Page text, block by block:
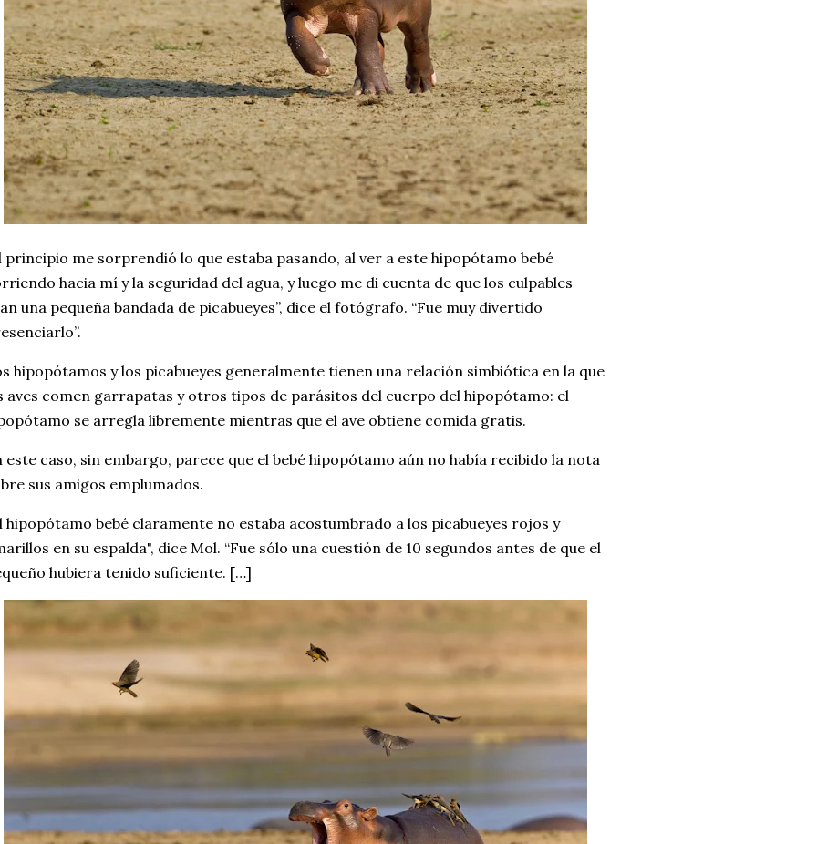
principio me sorprendió lo que estaba pasando, al ver a este hipopótamo bebé
hacia mí y la seguridad del agua, y luego me di cuenta de que los culpables
una pequeña bandada de picabueyes”, dice el fotógrafo. “Fue muy divertido
hipopótamos y los picabueyes generalmente tienen una relación simbiótica en la que
aves comen garrapatas y otros tipos de parásitos del cuerpo del hipopótamo: el
se arregla libremente mientras que el ave obtiene comida gratis.
este caso, sin embargo, parece que el bebé hipopótamo aún no había recibido la nota
sus amigos emplumados.
hipopótamo bebé claramente no estaba acostumbrado a los picabueyes rojos y
en su espalda", dice Mol. “Fue sólo una cuestión de 10 segundos antes de que el
hubiera tenido suficiente. […]